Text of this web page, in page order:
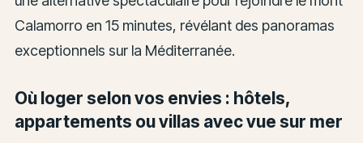
Calamorro en 15 minutes, révélant des panoramas
exceptionnels sur la Méditerranée.
Où loger selon vos envies : hôtels,
appartements ou villas avec vue sur mer